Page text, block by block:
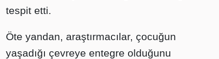
tespit etti.
Öte yandan, araştırmacılar, çocuğun
yaşadığı çevreye entegre olduğunu